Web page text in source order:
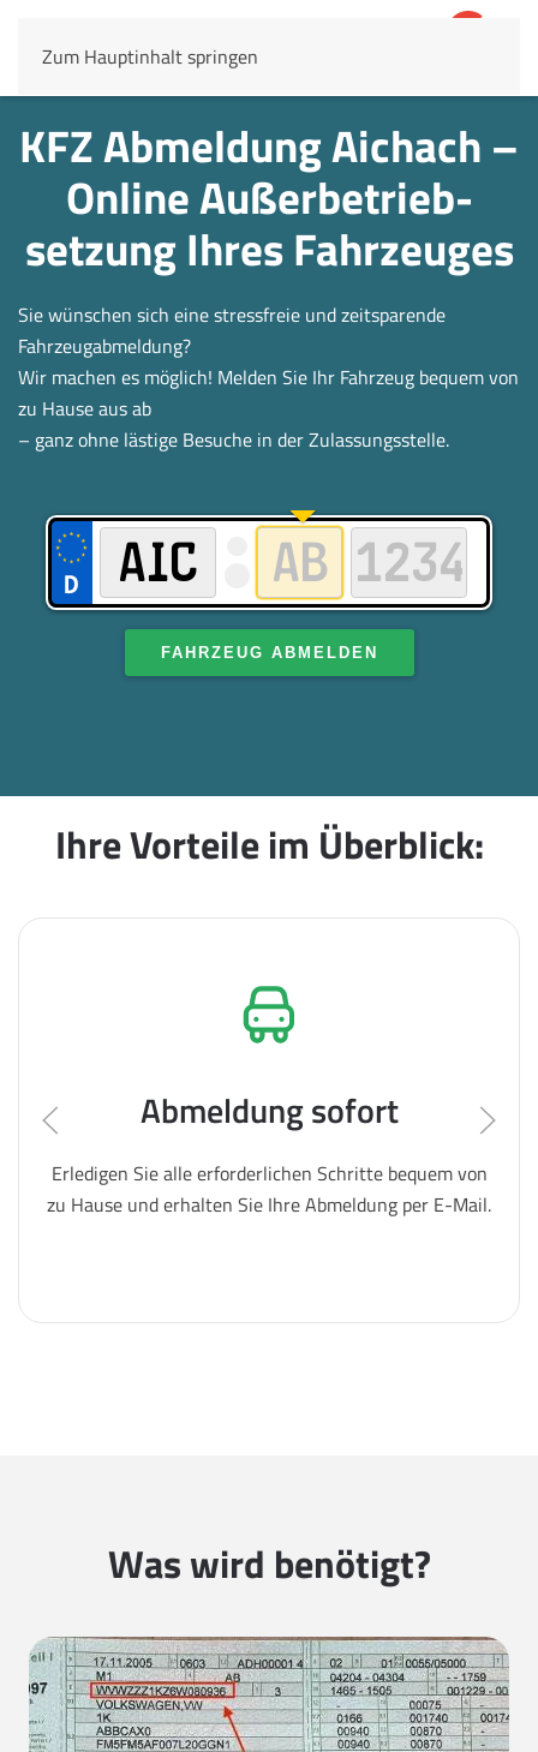
Zum Hauptinhalt springen
KFZ Abmeldung Aichach –
Online Außerbetrieb­
setzung Ihres Fahrzeuges
Sie wünschen sich eine stressfreie und zeitsparende
Fahrzeugabmeldung?
Wir machen es möglich! Melden Sie Ihr Fahrzeug bequem von
zu Hause aus ab
– ganz ohne lästige Besuche in der Zulassungsstelle.
FAHRZEUG ABMELDEN
Ihre Vorteile im Überblick:
Abmeldung sofort
Erledigen Sie alle erforderlichen Schritte bequem von
zu Hause und erhalten Sie Ihre Abmeldung per E-Mail.
Was wird benötigt?